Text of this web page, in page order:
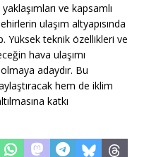
ve kapsamlı
ulaşım altyapısında
Yüksek teknik özellikleri ve
hava ulaşımı
adaydır. Bu
hem de iklim
katkı